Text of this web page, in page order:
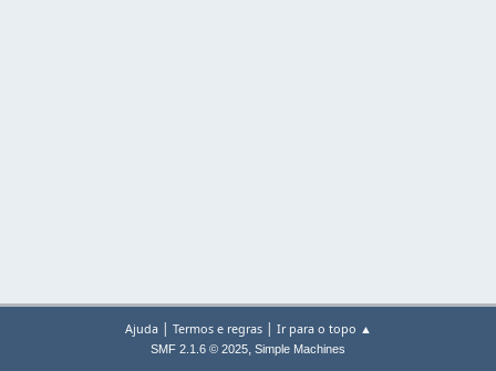
Ajuda| Termos e regras| Ir para o topo ▲
SMF 2.1.6 © 2025, Simple Machines